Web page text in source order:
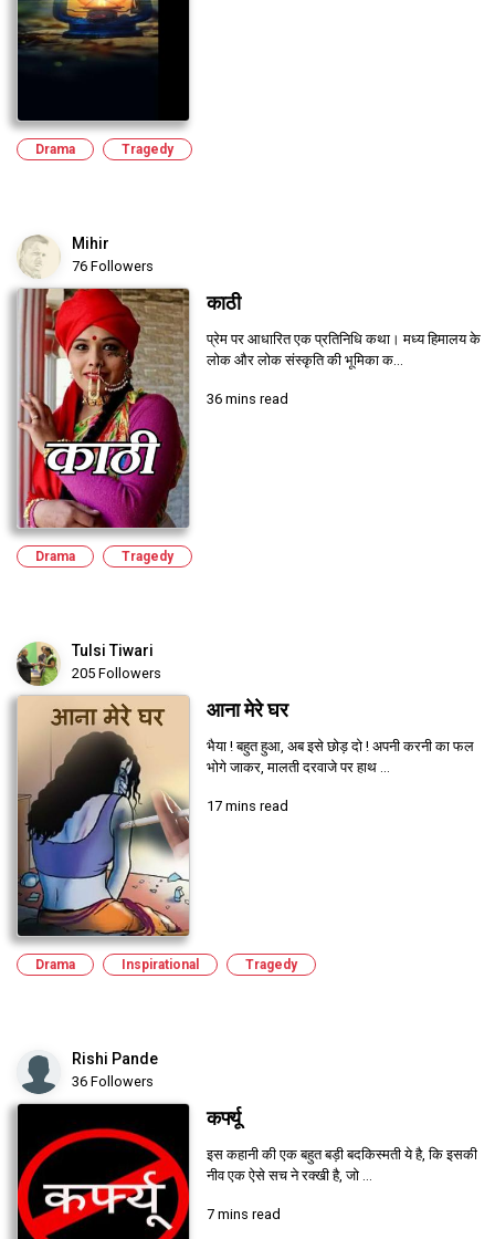
Drama Tragedy
Mihir
76 Followers
काठी
प्रेम पर आधारित एक प्रतिनिधि कथा। मध्य हिमालय के
लोक और लोक संस्कृति की भूमिका क...
36 mins read
Drama Tragedy
Tulsi Tiwari
205 Followers
आना मेरे घर
भैया ! बहुत हुआ, अब इसे छोड़ दो ! अपनी करनी का फल
भोगे जाकर, मालती दरवाजे पर हाथ ...
17 mins read
Drama Inspirational Tragedy
Rishi Pande
36 Followers
कर्फ्यू
इस कहानी की एक बहुत बड़ी बदकिस्मती ये है, कि इसकी
नीव एक ऐसे सच ने रक्खी है, जो ...
7 mins read